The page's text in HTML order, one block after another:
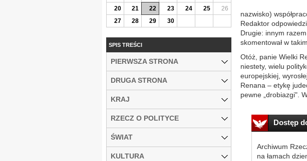
nazwisko)
Redaktor
Drugie: innym
skomentował w
Otóż, panie Wielki
niestety, wielu
europejskiej,
Renana – etykę
pewne „drobiazgi".
Dostęp
Archiwum
na łamach
20
21 22 23 24 25
26
27
28 29 30
SPIS TREŚCI
PIERWSZA STRONA
DRUGA STRONA
KRAJ
RZECZ O POLITYCE
ŚWIAT
KULTURA